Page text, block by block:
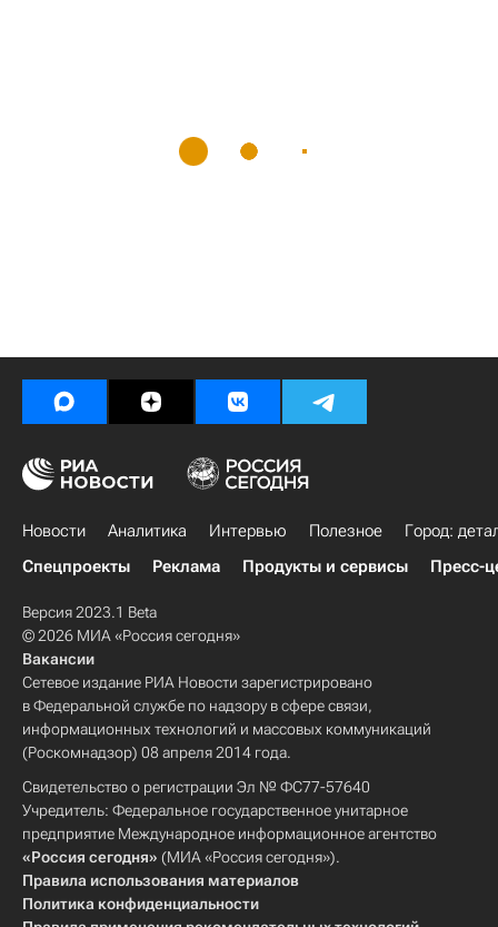
Новости Аналитика Интервью Полезное
Город:
Спецпроекты
Реклама Продукты и сервисы Пресс-
Версия 2023.1 Beta
© 2026 МИА «Россия сегодня»
Вакансии
Сетевое издание РИА Новости зарегистрировано
в Федеральной службе по надзору в сфере связи,
информационных технологий и массовых коммуникаций
(Роскомнадзор) 08 апреля 2014 года.
Свидетельство о регистрации Эл № ФС77-57640
Учредитель: Федеральное государственное унитарное
предприятие Международное информационное агентство
«Россия сегодня» (МИА «Россия сегодня»).
Правила использования материалов
Политика конфиденциальности